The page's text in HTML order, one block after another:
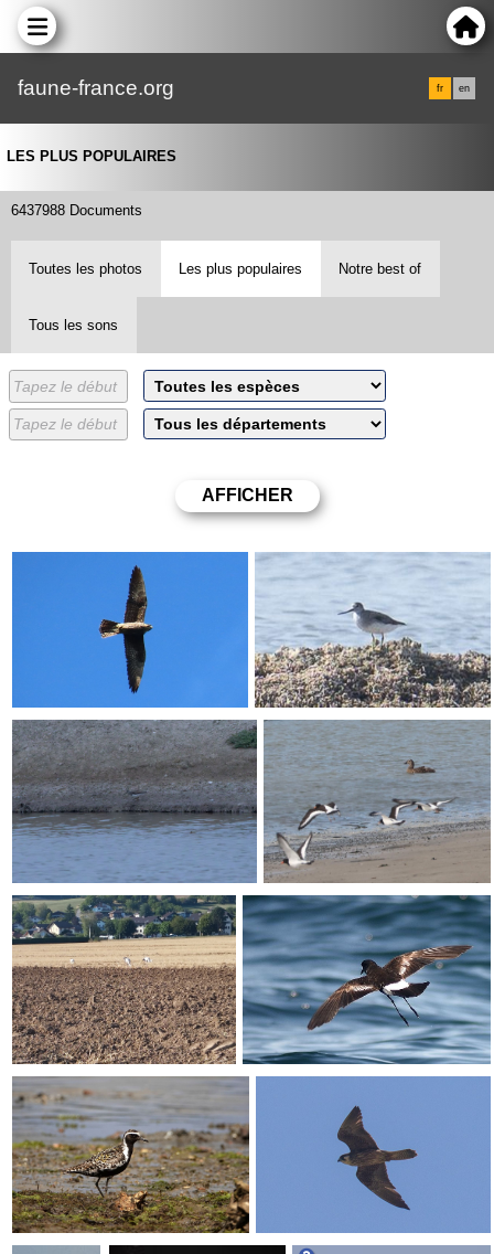
faune-france.org fr en
LES PLUS POPULAIRES
6437988 Documents
Toutes les photos Les plus populaires Notre best of
Tous les sons